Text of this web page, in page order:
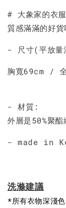
# 大象家的衣
質感滿滿的好貨
- 尺寸(平放
胸寬69cm /
- 材質:
外層是50%聚
- made in
洗滌建議
*所有衣物深淺色